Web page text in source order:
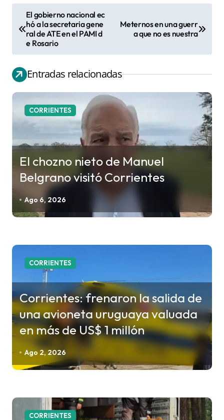
v
e
g
a
i
ó
n
e
e
n
r
a
s
El gobierno nacional ec
hó a la secretaria gene
ral de ATE en el PAMI d
e Rosario
Meternos en una guerr
a que no es nuestra
Entradas relacionadas
CORRIENTES
El chozno nieto de Manuel
Belgrano visitó Corrientes
Ago 6, 2026
CORRIENTES
Corrientes: frenaron la salida de
una avioneta uruguaya valuada
en más de US$ 1 millón
Ago 2, 2026
CORRIENTES